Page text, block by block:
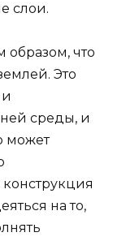
слои.
что
Это
среды, и
может
на то,